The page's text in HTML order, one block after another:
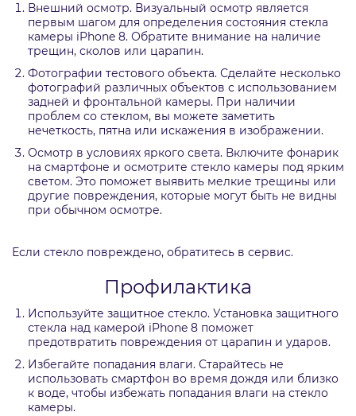
Внешний осмотр. Визуальный осмотр является
первым шагом для определения состояния стекла
камеры iPhone 8. Обратите внимание на наличие
трещин, сколов или царапин.
Фотографии тестового объекта. Сделайте несколько
фотографий различных объектов с использованием
задней и фронтальной камеры. При наличии
проблем со стеклом, вы можете заметить
нечеткость, пятна или искажения в изображении.
Осмотр в условиях яркого света. Включите фонарик
на смартфоне и осмотрите стекло камеры под ярким
светом. Это поможет выявить мелкие трещины или
другие повреждения, которые могут быть не видны
при обычном осмотре.
Если стекло повреждено, обратитесь в сервис.
Профилактика
Используйте защитное стекло. Установка защитного
стекла над камерой iPhone 8 поможет
предотвратить повреждения от царапин и ударов.
Избегайте попадания влаги. Старайтесь не
использовать смартфон во время дождя или близко
к воде, чтобы избежать попадания влаги на стекло
камеры.